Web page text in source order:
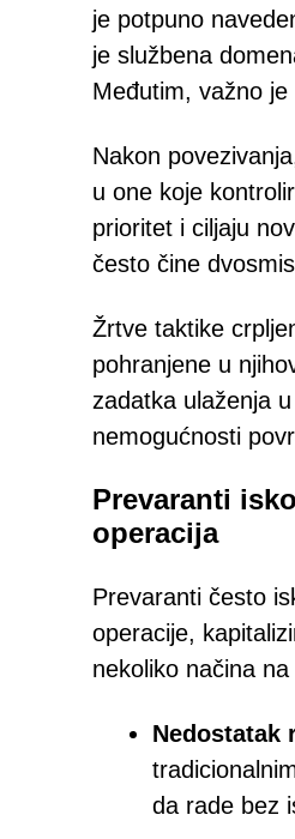
je potpuno
je službena
Međutim, važno
Nakon
u one koje
prioritet i ciljaju
često čine
Žrtve taktike
pohranjene u
zadatka ulaženja
nemogućnosti
Prevaranti
operacija
Prevaranti često
operacije,
nekoliko načina
Nedostatak
da rade bez